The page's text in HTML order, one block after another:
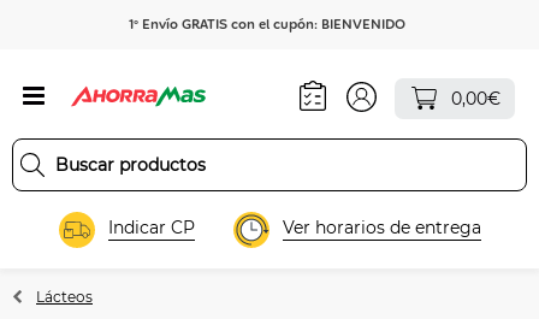
1º Envío GRATIS con el cupón: BIENVENIDO
0,00€
Indicar CP Ver horarios de entrega
Lácteos